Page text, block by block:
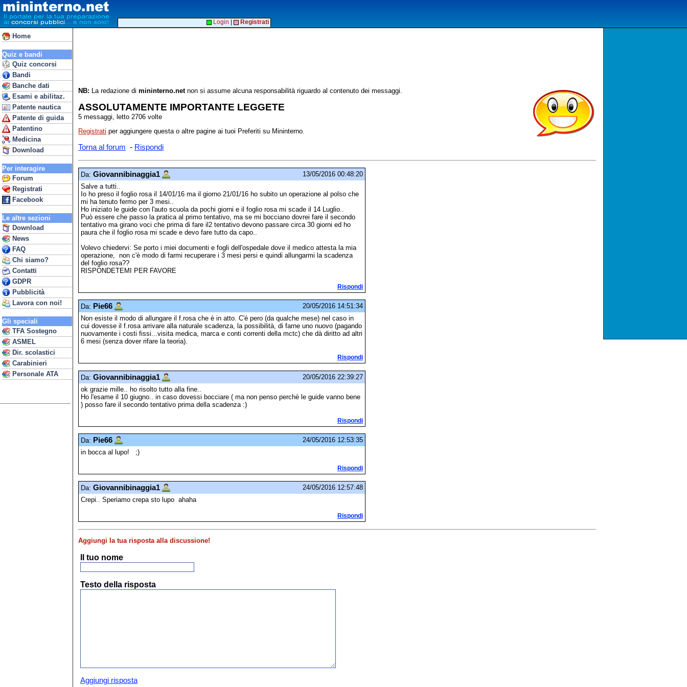
Home
Quiz e bandi
Quiz concorsi
Bandi
Banche dati
Esami e abilitaz.
Patente nautica
Patente di guida
Patentino
Medicina
Download
Per interagire
Forum
Registrati
Facebook
Le altre sezioni
Download
News
FAQ
Chi siamo?
Contatti
GDPR
Pubblicità
Lavora con noi!
Gli speciali
TFA Sostegno
ASMEL
Dir. scolastici
Carabinieri
Personale ATA
Login Registrati
NB: La redazione di mininterno.netnon si assume alcuna responsabilità riguardo al contenuto dei messaggi.
ASSOLUTAMENTE IMPORTANTE LEGGETE
5 messaggi, letto 2706 volte
Registrati per aggiungere questa o altre pagine ai tuoi Preferiti su Mininterno.
Torna al forum - Rispondi
Da: Giovannibinaggia1
13/05/2016 00:48:20
Salve a tutti..
Io ho preso il foglio rosa il 14/01/16 ma il giorno 21/01/16 ho subito un operazione al polso che
mi ha tenuto fermo per 3 mesi..
Ho iniziato le guide con l'auto scuola da pochi giorni e il foglio rosa mi scade il 14 Luglio..
Può essere che passo la pratica al primo tentativo, ma se mi bocciano dovrei fare il secondo
tentativo ma girano voci che prima di fare il2 tentativo devono passare circa 30 giorni ed ho
paura che il foglio rosa mi scade e devo fare tutto da capo..
Volevo chiedervi: Se porto i miei documenti e fogli dell'ospedale dove il medico attesta la mia
operazione, non c'è modo di farmi recuperare i 3 mesi persi e quindi allungarmi la scadenza
del foglio rosa??
RISPONDETEMI PER FAVORE
Rispondi
Da: Pie66
20/05/2016 14:51:34
Non esiste il modo di allungare il f.rosa che è in atto. C'é pero (da qualche mese) nel caso in
cui dovesse il f.rosa arrivare alla naturale scadenza, la possibilità, di farne uno nuovo (pagando
nuovamente i costi fissi...visita medica, marca e conti correnti della mctc) che dà diritto ad altri
6 mesi (senza dover rifare la teoria).
Rispondi
Da: Giovannibinaggia1
20/05/2016 22:39:27
ok grazie mille.. ho risolto tutto alla fine..
Ho l'esame il 10 giugno.. in caso dovessi bocciare ( ma non penso perchè le guide vanno bene
) posso fare il secondo tentativo prima della scadenza :)
Rispondi
Da: Pie66
24/05/2016 12:53:35
in bocca al lupo! ;)
Rispondi
Da: Giovannibinaggia1
24/05/2016 12:57:48
Crepi.. Speriamo crepa sto lupo ahaha
Rispondi
Aggiungi la tua risposta alla discussione!
Il tuo nome
Testo della risposta
Aggiungi risposta